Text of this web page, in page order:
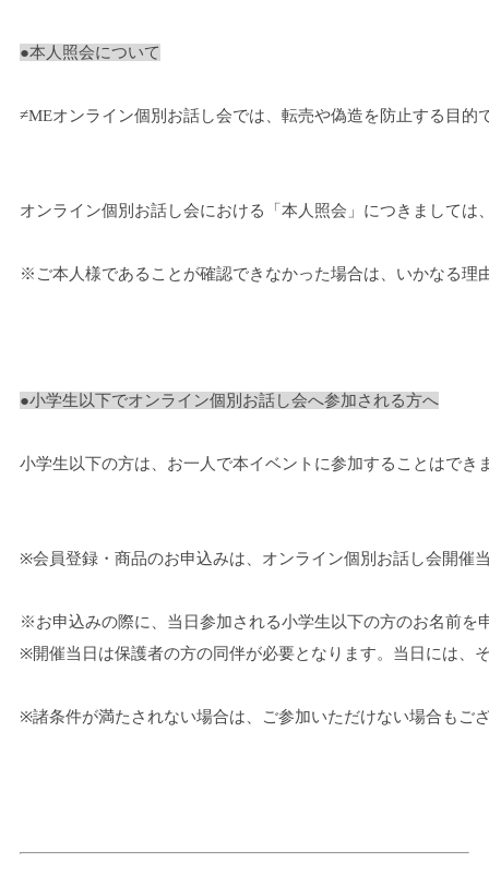
●本人照会について
≠MEオンライン個別お話し会では、転売や偽造を防止する目的
オンライン個別お話し会における「本人照会」につきまして
※ ご本人様であることが確認できなかった場合は、いかなる
●小学生以下でオンライン個別お話し会へ参加される方へ
小学生以下の方は、お一人で本イベントに参加することはで
※会員登録・商品のお申込みは、オンライン個別お話し会開催
※お申込みの際に、当日参加される小学生以下の方のお名前を
※開催当日は保護者の方の同伴が必要となります。当日には、
※諸条件が満たされない場合は、ご参加いただけない場合もご